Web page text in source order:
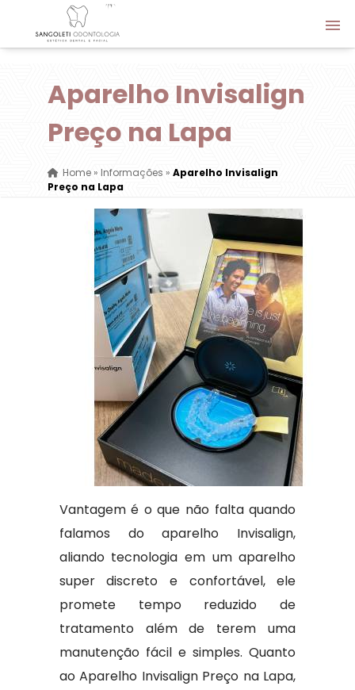
Aparelho Invisalign
Preço na Lapa
Home» Informações » Aparelho Invisalign
Preço na Lapa
Vantagem é o que não falta quando
falamos do aparelho Invisalign,
aliando tecnologia em um aparelho
super discreto e confortável, ele
promete tempo reduzido de
tratamento além de terem uma
manutenção fácil e simples. Quanto
ao Aparelho Invisalign Preço na Lapa,